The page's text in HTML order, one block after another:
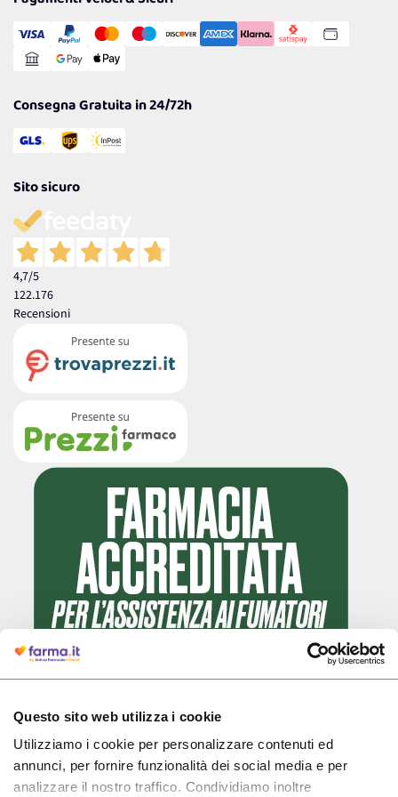
Questo sito web utilizza i cookie
Utilizziamo i cookie per personalizzare contenuti ed
annunci, per fornire funzionalità dei social media e per
analizzare il nostro traffico. Condividiamo inoltre
Gestisci Cookie
Reso Facile e Veloce
Consegna Gratuita in 24/72h
Sito sicuro
4,7/5
122.176
Recensioni
Cliccando il badge, puoi verificare che Farma.it è un'entità regolarmente
autorizzata dal Ministero della Salute a effettuare la vendita online di
medicinali.